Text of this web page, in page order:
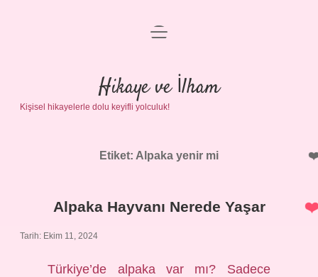
Anasayfa
Gizlilik Politikası
Yasal Uyarı
menüyü
Hikaye ve İlham
Kişisel hikayelerle dolu keyifli yolculuk!
Etiket: Alpaka yenir mi
Alpaka Hayvanı Nerede Yaşar
Tarih: Ekim 11, 2024
Türkiye’de alpaka var mı? Sadece